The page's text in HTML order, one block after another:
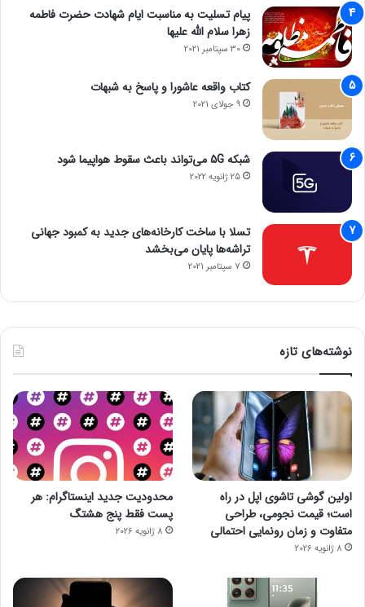
پیام تسلیت به مناسبت ایام شهادت حضرت فاطمه
زهرا سلام الله علیها
30 سپتامبر 2021
کتاب واقعه عاشورا و پاسخ به شبهات
9 جولای 2021
شبکه 5G می‌تواند باعث سقوط هواپیما شود
25 ژانویه 2022
تسلا با ساخت کارخانه‌های جدید به کمبود جهانی
تراشه‌ها پایان می‌بخشد
7 سپتامبر 2021
نوشته‌های تازه
اولین گوشی تاشوی اپل در راه
است؛ قیمت نجومی، طراحی
متفاوت و زمان رونمایی احتمالی
8 ژانویه 2026
محدودیت جدید اینستاگرام: هر
پست فقط پنج هشتگ
8 ژانویه 2026